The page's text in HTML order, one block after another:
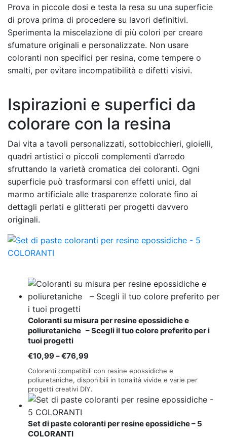
Prova in piccole dosi e testa la resa su una superficie
di prova prima di procedere su lavori definitivi.
Sperimenta la miscelazione di più colori per creare
sfumature originali e personalizzate. Non usare
coloranti non specifici per resina, come tempere o
smalti, per evitare incompatibilità e difetti visivi.
Ispirazioni e superfici da
colorare con la resina
Dai vita a tavoli personalizzati, sottobicchieri, gioielli,
quadri artistici o piccoli complementi d’arredo
sfruttando la varietà cromatica dei coloranti. Ogni
superficie può trasformarsi con effetti unici, dal
marmo artificiale alle trasparenze colorate fino ai
dettagli perlati e glitterati per progetti davvero
originali.
Coloranti su misura per resine epossidiche e
poliuretaniche – Scegli il tuo colore preferito per i
tuoi progetti
€10,99–€76,99Fascia
di
prezzo:
da
€10,99
€76,99
Coloranti compatibili con resine epossidiche e
poliuretaniche, disponibili in tonalità vivide e varie per
progetti creativi DIY.
Set di paste coloranti per resine epossidiche – 5
COLORANTI